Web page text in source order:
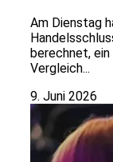
Am Dienstag
berechnet, ein
Vergleich...
9. Juni 2026